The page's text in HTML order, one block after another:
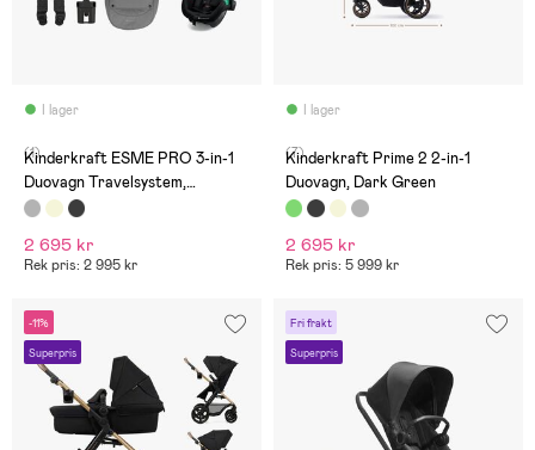
I lager
(1)
Kinderkraft ESME PRO 3-in-1
Duovagn Travelsystem,
Moonlight Grey
2 695 kr
Rek pris: 2 995 kr
I lager
(7)
Kinderkraft Prime 2 2-in-1
Duovagn, Dark Green
2 695 kr
Rek pris: 5 999 kr
-11%
Superpris
Fri frakt
Superpris